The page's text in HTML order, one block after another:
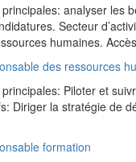
analyser les
Secteur
humaines.
des ressources
Piloter et
Diriger la stratégie de
formation